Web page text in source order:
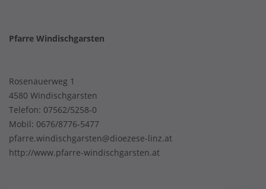
Pfarre Windischgarsten
Rosenauerweg 1
4580 Windischgarsten
Telefon: 07562/5258-0
Mobil: 0676/8776-5477
pfarre.windischgarsten@dioezese-linz.at
http://www.pfarre-windischgarsten.at